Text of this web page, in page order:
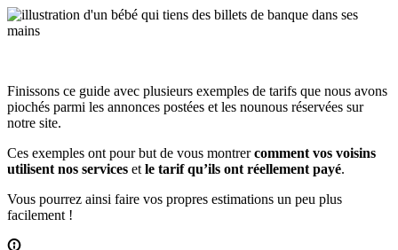
Finissons ce guide avec plusieurs exemples de tarifs que nous avons
piochés parmi les annonces postées et les nounous réservées sur
notre site.
Ces exemples ont pour but de vous montrercomment vos voisins
utilisent nos services et le tarif qu’ils ont réellement payé.
Vous pourrez ainsi faire vos propres estimations un peu plus
facilement !